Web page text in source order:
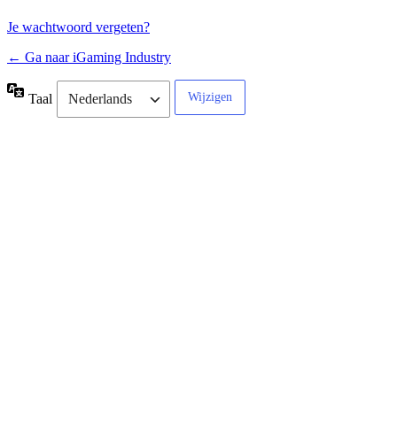
Je wachtwoord vergeten?
← Ga naar iGaming Industry
Taal